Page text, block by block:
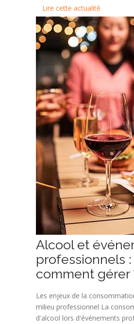
Lire cette actualité
Alcool et
professionnels :
comment gérer
Les enjeux de la
milieu professionnel La
d'alcool lors d'événements